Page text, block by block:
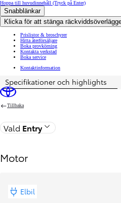
Hoppa till huvudinnehåll (Tryck på Enter)
Snabblänkar
Klicka för att stänga
Prislistor & broschyrer
Hitta återförsäljare
Boka provkörning
Kontakta verkstad
Boka service
Kontaktinformation
Pris uppdaterat Priset för din konfiguration är Från 387
Specifikationer och highlights
Tillbaka
Vald Entry
Motor
Elbil